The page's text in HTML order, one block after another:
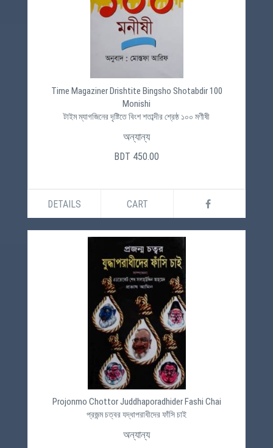
Time Magaziner Drishtite Bingsho Shotabdir 100
Monishi
টাইম ম্যাগজিনের দৃষ্টিতে বিংশ শতাব্দীর শ্রেষ্ঠ ১০০ মণীষী
অন্যান্য
BDT 450.00
DETAILS CART
Projonmo Chottor Juddhaporadhider Fashi Chai
প্রজন্ম চত্বর যদ্ধাপরাধীদের ফাঁসি চাই
অন্যান্য